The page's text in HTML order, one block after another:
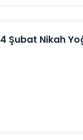
Şubat Nikah